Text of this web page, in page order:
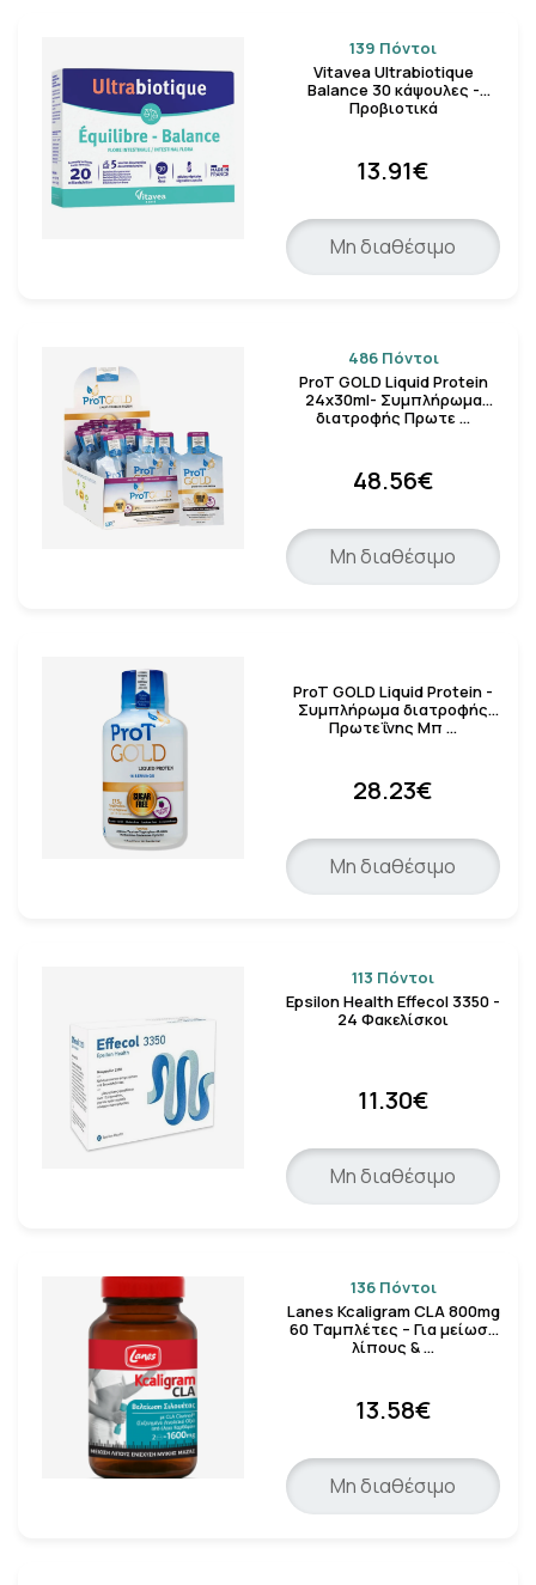
139 Πόντοι
Vitavea Ultrabiotique
Balance 30 κάψουλες -
Προβιοτικά
13.91€
Μη διαθέσιμο
486 Πόντοι
ProT GOLD Liquid Protein
24x30ml- Συμπλήρωμα
διατροφής Πρωτε …
48.56€
Μη διαθέσιμο
ProT GOLD Liquid Protein -
Συμπλήρωμα διατροφής
Πρωτεΐνης Μπ …
28.23€
Μη διαθέσιμο
113 Πόντοι
Epsilon Health Effecol 3350 -
24 Φακελίσκοι
11.30€
Μη διαθέσιμο
136 Πόντοι
Lanes Kcaligram CLA 800mg
60 Ταμπλέτες – Για μείωση
λίπους & …
13.58€
Μη διαθέσιμο